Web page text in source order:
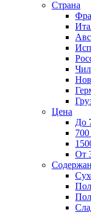
Страна
Цена
До
От